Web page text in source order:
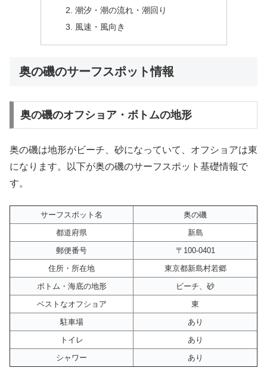
潮汐・潮の流れ・潮回り
風速・風向き
奥の磯のサーフスポット情報
奥の磯のオフショア・ボトムの地形
奥の磯は地形がビーチ、砂になっていて、オフショアは東
になります。以下が奥の磯のサーフスポット基礎情報で
す。
サーフスポット名
奥の磯
都道府県
新島
郵便番号
〒100-0401
住所・所在地
東京都新島村若郷
ボトム・海底の地形
ビーチ、砂
ベストなオフショア
東
駐車場
あり
トイレ
あり
シャワー
あり